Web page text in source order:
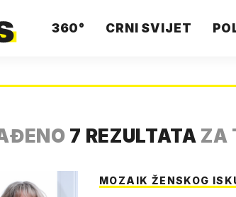
360° CRNI SVIJET
7 REZULTATA ZA
MOZAIK ŽENSKOG